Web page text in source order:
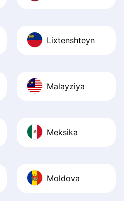
Lixtenshteyn
Malayziya
Meksika
Moldova